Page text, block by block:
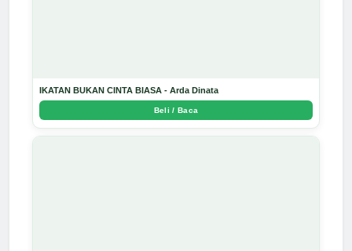
IKATAN BUKAN CINTA BIASA - Arda Dinata
Beli / Baca